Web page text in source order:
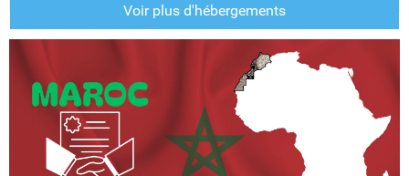
Voir plus d'hébergements